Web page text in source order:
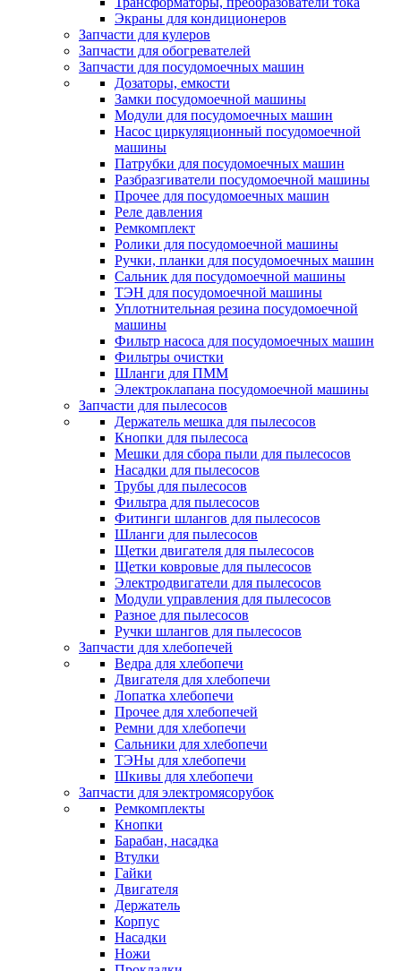
Экраны для кондиционеров
Запчасти для кулеров
Запчасти для обогревателей
Запчасти для посудомоечных машин
Дозаторы, емкости
Замки посудомоечной машины
Модули для посудомоечных машин
Насос циркуляционный посудомоечной
машины
Патрубки для посудомоечных машин
Разбразгиватели посудомоечной машины
Прочее для посудомоечных машин
Реле давления
Ремкомплект
Ролики для посудомоечной машины
Ручки, планки для посудомоечных машин
Сальник для посудомоечной машины
ТЭН для посудомоечной машины
Уплотнительная резина посудомоечной
машины
Фильтр насоса для посудомоечных машин
Фильтры очистки
Шланги для ПММ
Электроклапана посудомоечной машины
Запчасти для пылесосов
Держатель мешка для пылесосов
Кнопки для пылесоса
Мешки для сбора пыли для пылесосов
Насадки для пылесосов
Трубы для пылесосов
Фильтра для пылесосов
Фитинги шлангов для пылесосов
Шланги для пылесосов
Щетки двигателя для пылесосов
Щетки ковровые для пылесосов
Электродвигатели для пылесосов
Модули управления для пылесосов
Разное для пылесосов
Ручки шлангов для пылесосов
Запчасти для хлебопечей
Ведра для хлебопечи
Двигателя для хлебопечи
Лопатка хлебопечи
Прочее для хлебопечей
Ремни для хлебопечи
Сальники для хлебопечи
ТЭНы для хлебопечи
Шкивы для хлебопечи
Запчасти для электромясорубок
Ремкомплекты
Кнопки
Барабан, насадка
Втулки
Гайки
Двигателя
Держатель
Корпус
Насадки
Ножи